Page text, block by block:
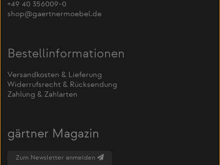
+49 40 356009-0
shop@gaertnermoebel.de
Bestellinformationen
Versandkosten & Lieferung
Widerrufsrecht & Rücksendung
Zahlung & Zahlarten
gärtner Magazin
Zum Newsletter anmelden